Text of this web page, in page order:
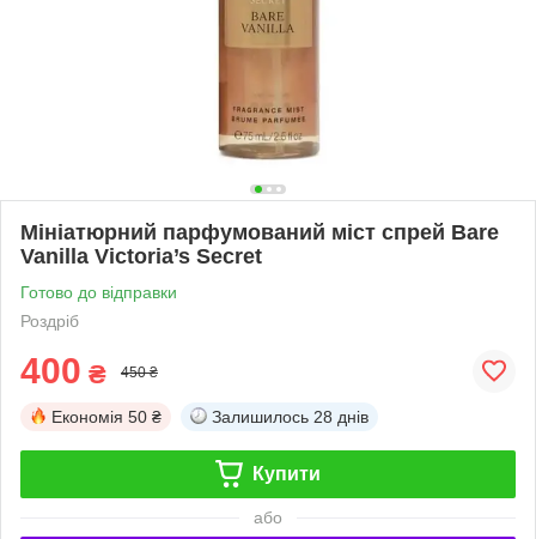
Мініатюрний парфумований міст спрей Bare
Vanilla Victoria’s Secret
Готово до відправки
Роздріб
400 ₴ 450 ₴
Економія 50 ₴ Залишилось 28 днів
Купити
або